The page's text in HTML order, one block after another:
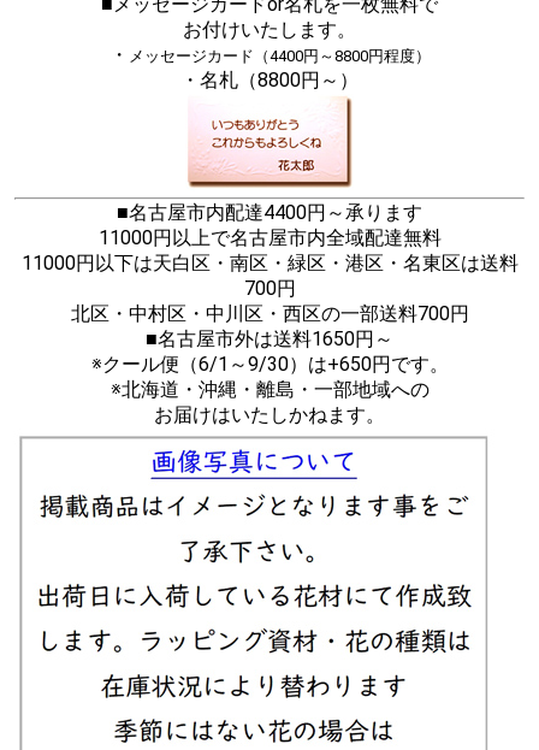
お付けいたします。
・ メッセージカード（4400円～8800円程度）
・名札（8800円～）
■名古屋市内配達4400円～承ります
11000円以上で名古屋市内全域配達無料
11000円以下は天白区・南区・緑区・港区・名東区は送料
700円
北区・中村区・中川区・西区の一部送料700円
■名古屋市外は送料1650円～
※クール便（6/1～9/30）は+650円です。
※北海道・沖縄・離島・一部地域への
お届けはいたしかねます。